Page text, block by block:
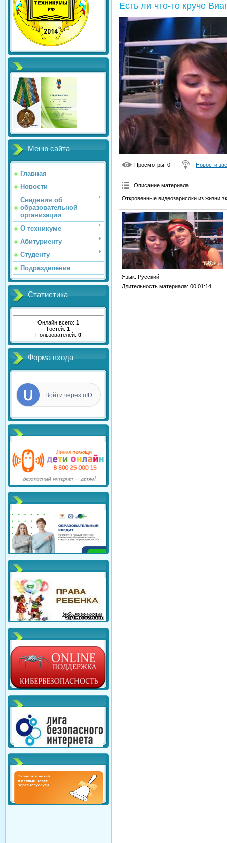
Меню сайта
Главная
Новости
Сведения об
образовательной
организации
О техникуме
Абитуриенту
Студенту
Подразделение
Статистика
Онлайн всего: 1
Гостей: 1
Пользователей: 0
Форма входа
Войти через uID
Есть ли что-то круче
Просмотры: 0 Новости
Описание материала:
Откровенные видеозарисоки из жизни
Язык: Русский
Длительность материала: 00:01:14